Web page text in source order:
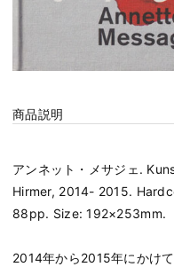
商品説明
アンネット・メサジェ.
Hirmer, 2014- 2015.
88pp. Size: 192×253mm.
2014年から2015年にかけ